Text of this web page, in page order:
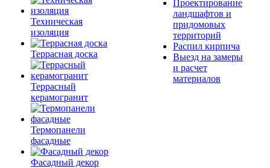
Техническая
изоляция
Террасная доска
Террасный
керамогранит
Термопанели
фасадные
Фасадный декор
Проектирование
ландшафтов и
придомовых
территорий
Распил кирпича
Выезд на замеры
и расчет
материалов